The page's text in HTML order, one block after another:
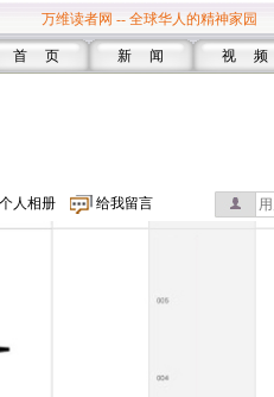
万维读者网 -- 全球华人的精神家园
首 页 新 闻 视 频
个人相册 给我留言